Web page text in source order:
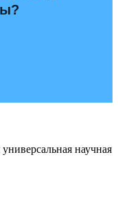
научная